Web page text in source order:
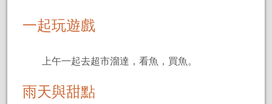
一起玩遊戲
上午一起去超市溜達，看魚，買魚。
雨天與甜點